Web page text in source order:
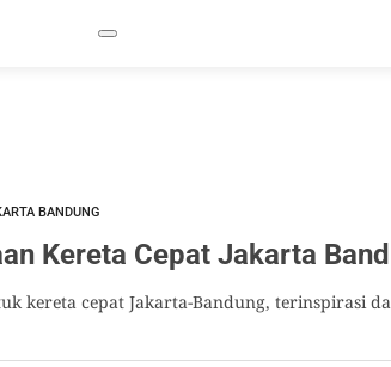
BANDUNG
Kereta Cepat Jakarta
kereta cepat Jakarta-Bandung, terinspirasi